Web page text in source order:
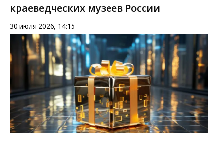
краеведческих музеев России
30 июля 2026, 14:15